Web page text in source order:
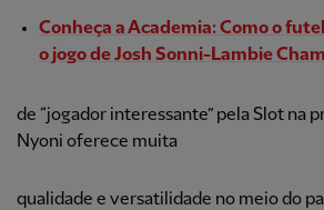
Conheça a Academia: Como o
o jogo de Josh Sonni-Lambie
de “jogador interessante” pela Slot na
Nyoni oferece muita
qualidade e versatilidade no meio do